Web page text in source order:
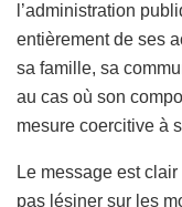
l’administration
entièrement de ses
sa famille, sa
au cas où son
mesure coercitive à
Le message est
pas lésiner sur les